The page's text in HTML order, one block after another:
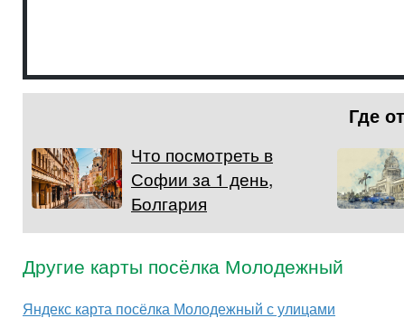
Где
Что посмотреть в
Софии за 1 день,
Болгария
Другие карты посёлка Молодежный
Яндекс карта посёлка Молодежный с улицами